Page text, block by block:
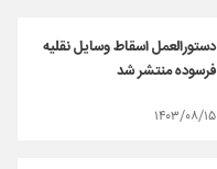
دستورالعمل اسقاط وسایل نقلیه
فرسوده منتشر شد
۱۴۰۳/۰۸/۱۵